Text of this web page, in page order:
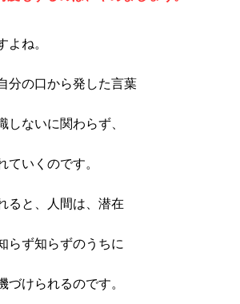
ね。
分の口から発した言葉
しないに関わらず、
ていくのです。
ると、人間は、潜在
らず知らずのうちに
けられるのです。